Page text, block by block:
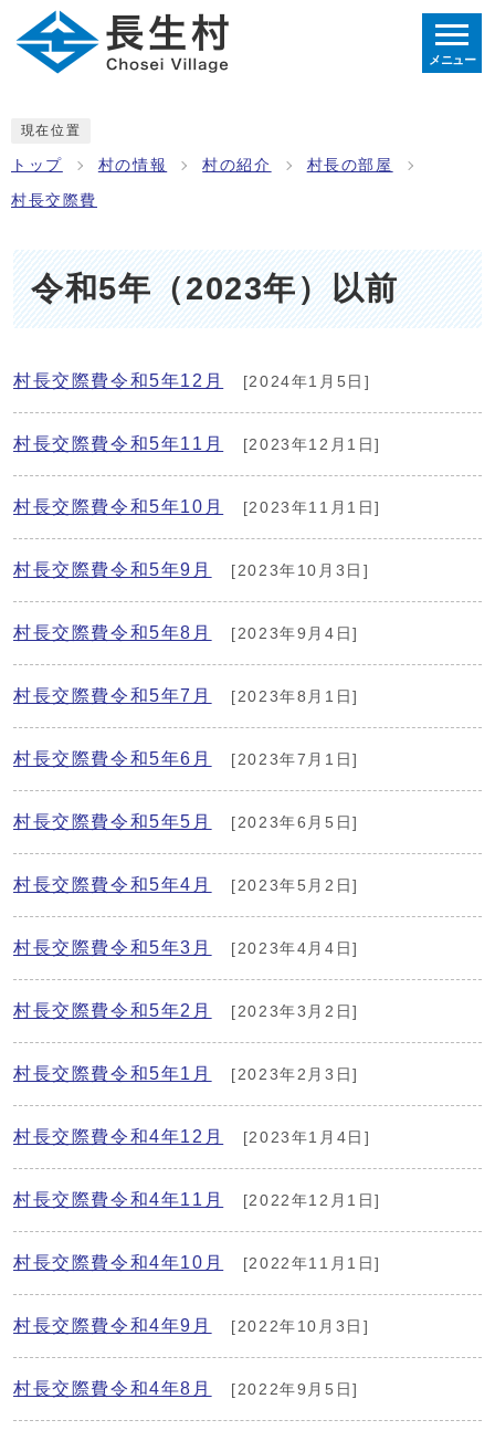
メニュー
現在位置
トップ 村の情報 村の紹介 村長の部屋
村長交際費
令和5年（2023年）以前
村長交際費令和5年12月 [2024年1月5日]
村長交際費令和5年11月 [2023年12月1日]
村長交際費令和5年10月 [2023年11月1日]
村長交際費令和5年9月 [2023年10月3日]
村長交際費令和5年8月 [2023年9月4日]
村長交際費令和5年7月 [2023年8月1日]
村長交際費令和5年6月 [2023年7月1日]
村長交際費令和5年5月 [2023年6月5日]
村長交際費令和5年4月 [2023年5月2日]
村長交際費令和5年3月 [2023年4月4日]
村長交際費令和5年2月 [2023年3月2日]
村長交際費令和5年1月 [2023年2月3日]
村長交際費令和4年12月 [2023年1月4日]
村長交際費令和4年11月 [2022年12月1日]
村長交際費令和4年10月 [2022年11月1日]
村長交際費令和4年9月 [2022年10月3日]
村長交際費令和4年8月 [2022年9月5日]